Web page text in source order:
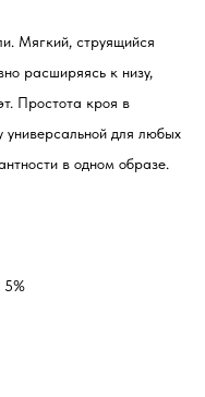
Мягкий, струящийся
расширяясь к низу,
Простота кроя в
универсальной для любых
в одном образе.
5%